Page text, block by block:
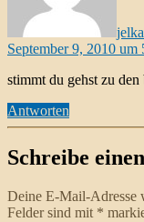
jelka
September 9, 2010
stimmt du gehst zu
Antworten
Schreibe
Deine E-Mail-Adresse
Felder sind mit *